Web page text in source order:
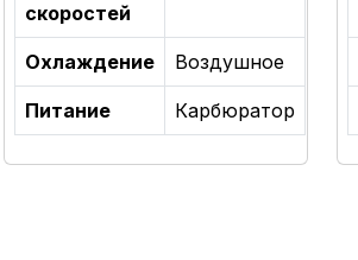
скоростей
Охлаждение Воздушное
Питание Карбюратор